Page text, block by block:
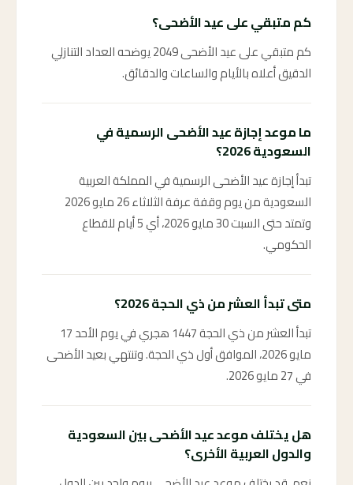
كم متبقي على عيد الأضحى؟
كم متبقي على عيد الأضحى 2049 يوضحه العداد التنازلي
الدقيق أعلاه بالأيام والساعات والدقائق.
ما موعد إجازة عيد الأضحى الرسمية في
السعودية 2026؟
تبدأ إجازة عيد الأضحى الرسمية في المملكة العربية
السعودية من يوم وقفة عرفة الثلاثاء 26 مايو 2026
وتمتد حتى السبت 30 مايو 2026، أي 5 أيام للقطاع
الحكومي.
متى تبدأ العشر من ذي الحجة 2026؟
تبدأ العشر من ذي الحجة 1447 هجري في يوم الأحد 17
مايو 2026، الموافق أول ذي الحجة. وتنتهي بعيد الأضحى
في 27 مايو 2026.
هل يختلف موعد عيد الأضحى بين السعودية
والدول العربية الأخرى؟